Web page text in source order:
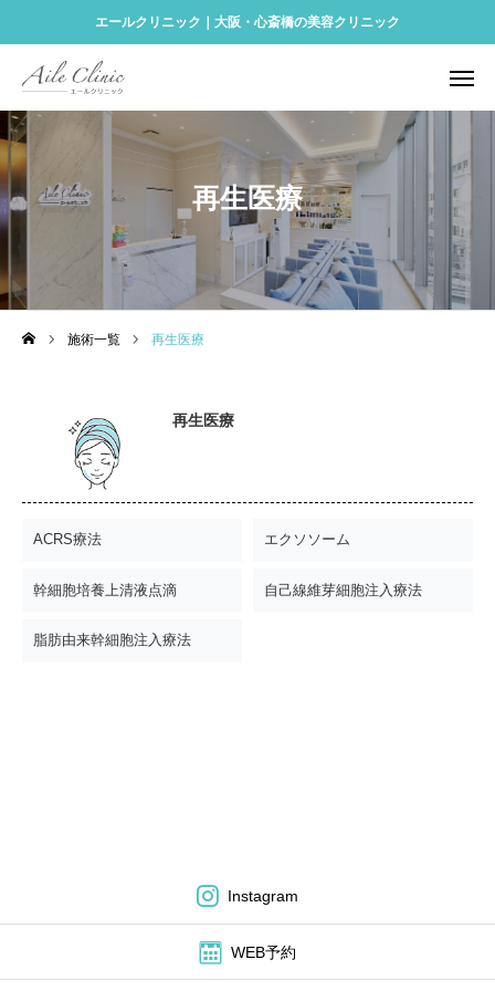
エールクリニック｜大阪・心斎橋の美容クリニック
再生医療
施術一覧 再生医療
再生医療
ACRS療法 エクソソーム
幹細胞培養上清液点滴 自己線維芽細胞注入療法
脂肪由来幹細胞注入療法
Instagram
WEB予約
予約する
アクセス ONLINE SHOP
診療メニュー
料金表
アクセス
美容コラム